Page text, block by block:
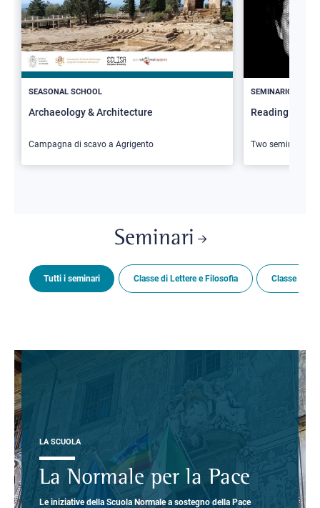
SEASONAL SCHOOL
Archaeology & Architecture
Campagna di scavo a Agrigento
SEMINARIO
Reading
Two seminars
Seminari
Tutti i seminari Classe di Lettere e Filosofia Classe di
LA SCUOLA
La Normale per la Pace
Le iniziative della Scuola Normale a sostegno della Pace